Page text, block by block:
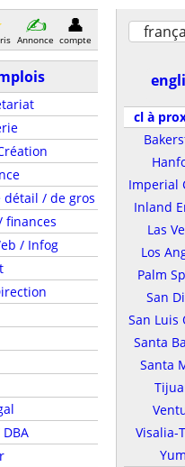
Annonce compte
détail / de gros
finances
/ Infog
cl à
Imperial
Inland
Las
Los
Palm
San
San Luis
Santa
Santa
Visalia-